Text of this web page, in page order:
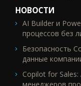
НОВОСТИ
AI Builder и
процессов без
Безопасность
данные
Copilot for